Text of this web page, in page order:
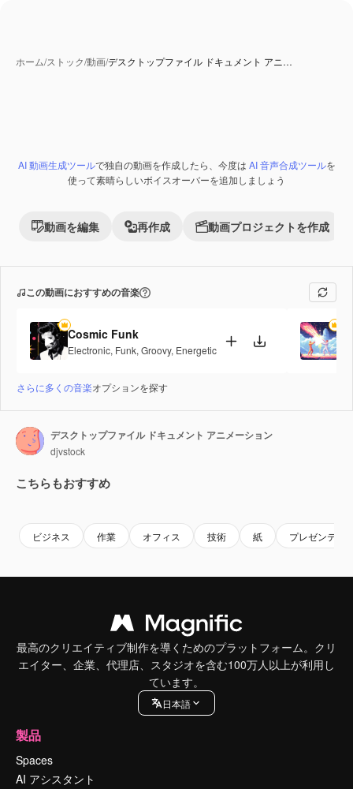
ホーム/ストック/動画/デスクトップファイル ドキュメント アニ…
Premium
AI 動画生成ツールで独自の動画を作成したら、今度は AI 音声合成ツールを
使って素晴らしいボイスオーバーを追加しましょう
動画を編集 再作成 動画プロジェクトを作成
この動画におすすめの音楽
Cosmic Funk
Electronic, Funk, Groovy, Energetic
さらに多くの音楽オプションを探す
デスクトップファイル ドキュメント アニメーション
djvstock
こちらもおすすめ
ビジネス 作業 オフィス 技術 紙 プレゼンテー
最高のクリエイティブ制作を導くためのプラットフォーム。クリ
エイター、企業、代理店、スタジオを含む100万人以上が利用し
ています。
日本語
製品
Spaces
AI アシスタント